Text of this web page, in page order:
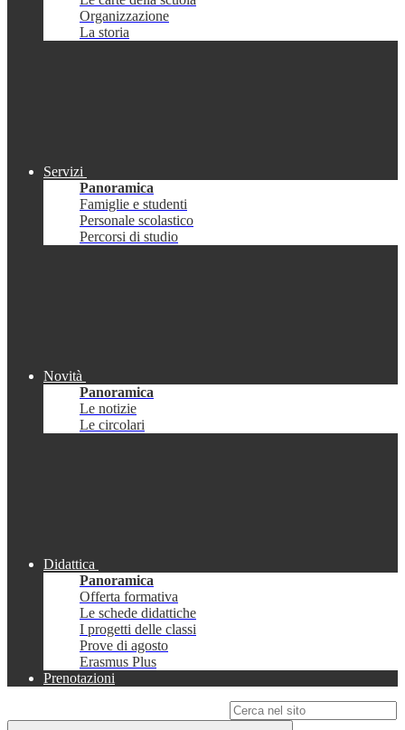
Organizzazione
La storia
Servizi
Panoramica
Famiglie e studenti
Personale scolastico
Percorsi di studio
Novità
Panoramica
Le notizie
Le circolari
Didattica
Panoramica
Offerta formativa
Le schede didattiche
I progetti delle classi
Prove di agosto
Erasmus Plus
Prenotazioni